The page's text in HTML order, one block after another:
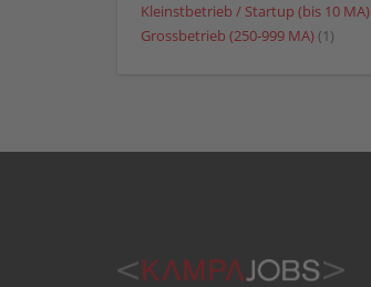
Kleinstbetrieb / Startup (bis 10 MA)
Grossbetrieb (250-999 MA) (1)